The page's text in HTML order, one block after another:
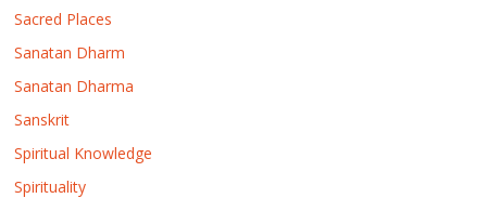
Sacred Places
Sanatan Dharm
Sanatan Dharma
Sanskrit
Spiritual Knowledge
Spirituality